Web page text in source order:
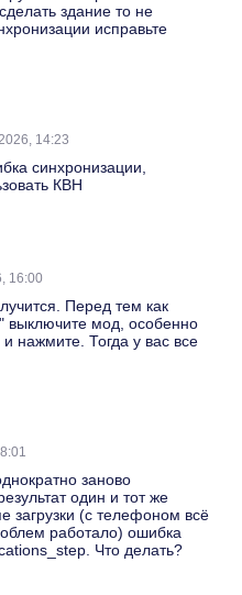
здание то не
исправьте
14:23
синхронизации,
КВН
16:00
Перед тем как
выключите мод, особенно
нажмите. Тогда у вас все
заново
один и тот же
загрузки (с телефоном всё
работало) ошибка
Что делать?